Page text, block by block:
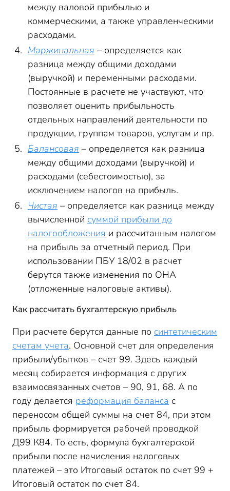
между валовой прибылью и
коммерческими, а также управленческими
расходами.
Маржинальная – определяется как
разница между общими доходами
(выручкой) и переменными расходами.
Постоянные в расчете не участвуют, что
позволяет оценить прибыльность
отдельных направлений деятельности по
продукции, группам товаров, услугам и пр.
Балансовая – определяется как разница
между общими доходами (выручкой) и
расходами (себестоимостью), за
исключением налогов на прибыль.
Чистая – определяется как разница между
вычисленной суммой прибыли до
налогообложения и рассчитанным налогом
на прибыль за отчетный период. При
использовании ПБУ 18/02 в расчет
берутся также изменения по ОНА
(отложенные налоговые активы).
Как рассчитать бухгалтерскую прибыль
При расчете берутся данные по синтетическим
счетам учета. Основной счет для определения
прибыли/убытков – счет 99. Здесь каждый
месяц собирается информация с других
взаимосвязанных счетов – 90, 91, 68. А по
году делается реформация баланса с
переносом общей суммы на счет 84, при этом
прибыль формируется рабочей проводкой
Д99 К84. То есть, формула бухгалтерской
прибыли после начисления налоговых
платежей – это Итоговый остаток по счет 99 +
Итоговый остаток по счет 84.